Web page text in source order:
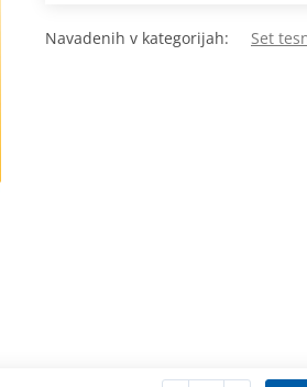
Navadenih v kategorijah: Set